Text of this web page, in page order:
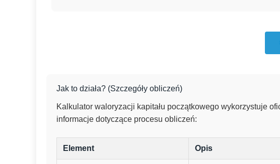
Jak to działa? (Szczegóły obliczeń)
Kalkulator waloryzacji kapitału początkowego wykorzystuje
informacje dotyczące procesu obliczeń:
Element Opis